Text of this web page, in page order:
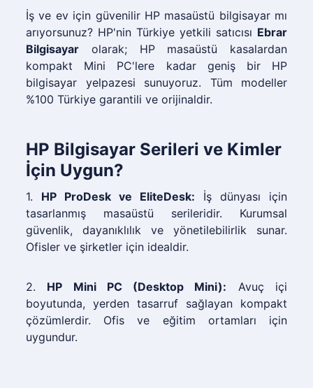
İş ve ev için güvenilir HP masaüstü bilgisayar mı
arıyorsunuz? HP'nin Türkiye yetkili satıcısı Ebrar
Bilgisayar olarak; HP masaüstü kasalardan
kompakt Mini PC'lere kadar geniş bir HP
bilgisayar yelpazesi sunuyoruz. Tüm modeller
%100 Türkiye garantili ve orijinaldir.
HP Bilgisayar Serileri ve Kimler
İçin Uygun?
1. HP ProDesk ve EliteDesk: İş dünyası için
tasarlanmış masaüstü serileridir. Kurumsal
güvenlik, dayanıklılık ve yönetilebilirlik sunar.
Ofisler ve şirketler için idealdir.
2. HP Mini PC (Desktop Mini): Avuç içi
boyutunda, yerden tasarruf sağlayan kompakt
çözümlerdir. Ofis ve eğitim ortamları için
uygundur.